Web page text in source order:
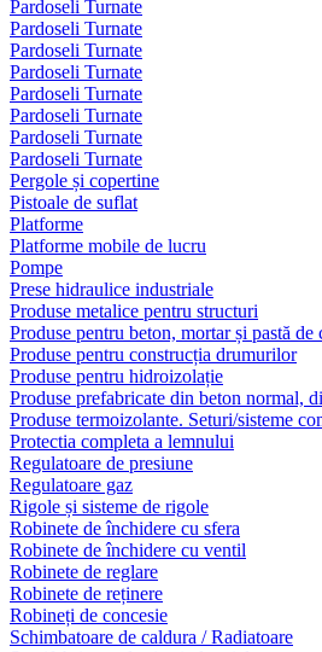
Pardoseli Turnate
Pardoseli Turnate
Pardoseli Turnate
Pardoseli Turnate
Pardoseli Turnate
Pardoseli Turnate
Pardoseli Turnate
Pardoseli Turnate
Pergole și copertine
Pistoale de suflat
Platforme
Platforme mobile de lucru
Pompe
Prese hidraulice industriale
Produse metalice pentru structuri
Produse pentru beton, mortar și pastă de
Produse pentru construcția drumurilor
Produse pentru hidroizolație
Produse prefabricate din beton normal,
Produse termoizolante. Seturi/sisteme
Protectia completa a lemnului
Regulatoare de presiune
Regulatoare gaz
Rigole și sisteme de rigole
Robinete de închidere cu sfera
Robinete de închidere cu ventil
Robinete de reglare
Robinete de reținere
Robineți de concesie
Schimbatoare de caldura / Radiatoare